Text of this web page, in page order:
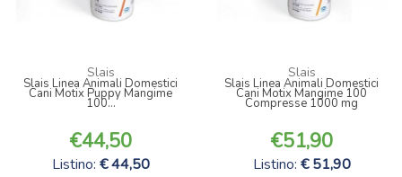
Slais
Slais Linea Animali Domestici
Cani Motix Puppy Mangime
100...
44,50
Listino: 44,50
Slais
Slais Linea Animali Domestici
Cani Motix Mangime 100
Compresse 1000 mg
51,90
Listino: 51,90